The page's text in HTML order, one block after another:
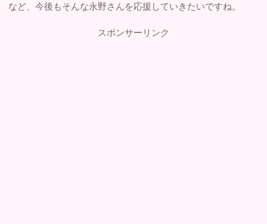
など、今後もそんな永野さんを応援していきたいですね。
スポンサーリンク